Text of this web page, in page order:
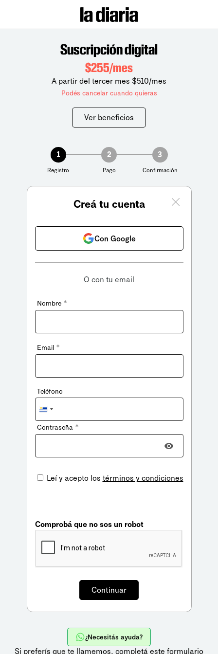
Suscripción digital
$255/mes
A partir del tercer mes $510/mes
Podés cancelar cuando quieras
Ver beneficios
1
Registro
2
Pago
3
Confirmación
Creá tu cuenta
Con Google
O con tu email
Nombre *
Email *
Teléfono
Uruguay
+598
Contraseña *
Leí y acepto los términos y condiciones
Comprobá que no sos un robot
¿Necesitás ayuda?
Si preferís que te llamemos, completá este formulario